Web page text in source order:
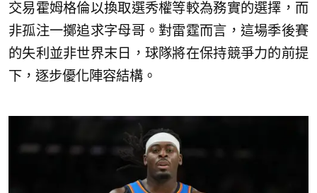
交易霍姆格倫以換取選秀權等較為務實的選擇，而
非孤注一擲追求字母哥。對雷霆而言，這場季後賽
的失利並非世界末日，球隊將在保持競爭力的前提
下，逐步優化陣容結構。